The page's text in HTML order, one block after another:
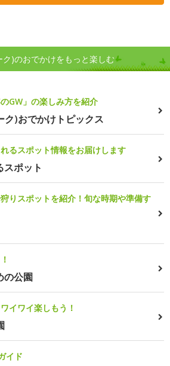
)のおでかけをもっと楽しむ
GW」の楽しみ方を紹介
ク)おでかけトピックス
るスポット情報をお届けします
ポット
りスポットを紹介！旬な時期や準備す
の公園
イワイ楽しもう！
イド